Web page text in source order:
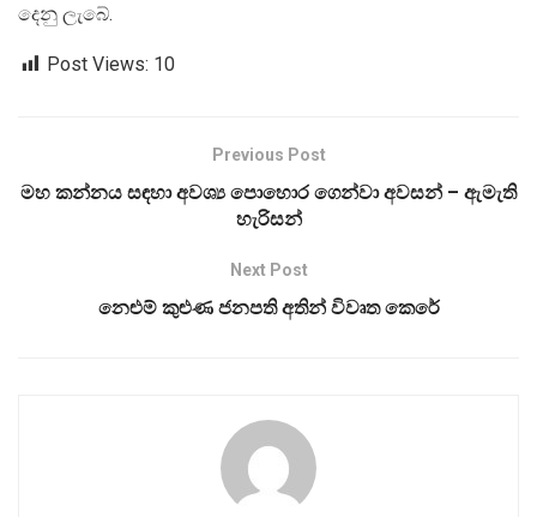
දෙනු ලැබේ.
Post Views: 10
Previous Post
මහ කන්නය සඳහා අවශ්‍ය පොහොර ගෙන්වා අවසන් – ඇමැති
හැරිසන්
Next Post
නෙළුම් කුළුණ ජනපති අතින් විවෘත කෙරේ